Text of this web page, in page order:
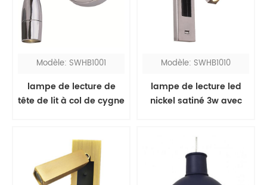
Modèle: SWHB1001
lampe de lecture de
tête de lit à col de cygne
Modèle: SWHB1010
lampe de lecture led
nickel satiné 3w avec